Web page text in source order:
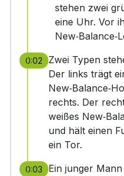
stehen zwei
eine Uhr. Vor
0:02
Zwei Typen
Der links trägt
rechts. Der
weißes
und hält einen
ein Tor.
0:03
Ein junger